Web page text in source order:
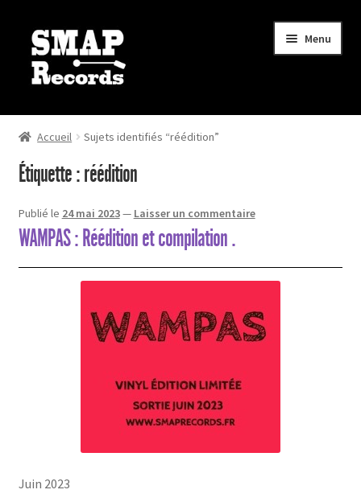
Aller
navigation
Aller
contenu
Menu
Boutique
Mon panier
Accueil Sujets identifiés “réédition”
Étiquette :réédition
Publié le 24 mai 2023— Laisser un commentaire
WAMPAS : Réédition et compilation .
Juin 2023